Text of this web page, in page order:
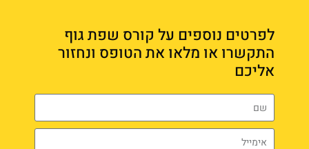
לפרטים נוספים על קורס שפת גוף
התקשרו או מלאו את הטופס ונחזור
אליכם